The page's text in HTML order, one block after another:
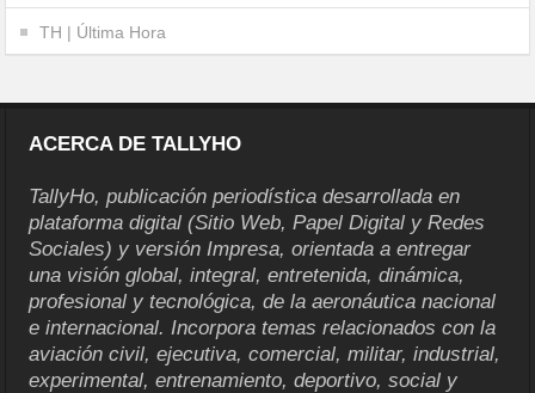
TH | Última Hora
ACERCA DE TALLYHO
TallyHo, publicación periodística desarrollada en
plataforma digital (Sitio Web, Papel Digital y Redes
Sociales) y versión Impresa, orientada a entregar
una visión global, integral, entretenida, dinámica,
profesional y tecnológica, de la aeronáutica nacional
e internacional. Incorpora temas relacionados con la
aviación civil, ejecutiva, comercial, militar, industrial,
experimental, entrenamiento, deportivo, social y